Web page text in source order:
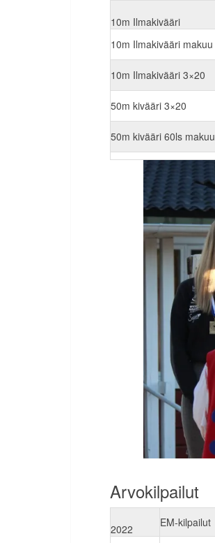
10m Ilmakivääri
10m Ilmakivääri makuu
10m Ilmakivääri 3×20
50m kivääri 3×20
50m kivääri 60ls makuu
Arvokilpailut
2022 EM-kilpailut